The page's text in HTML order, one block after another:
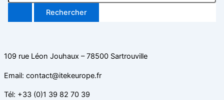
109 rue Léon Jouhaux – 78500 Sartrouville
Email: contact@itekeurope.fr
Tél: +33 (0)1 39 82 70 39